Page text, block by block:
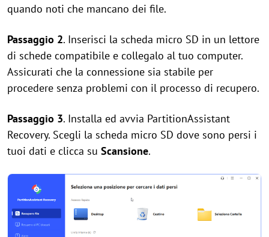
quando noti che mancano dei file.
Passaggio 2. Inserisci la scheda micro SD in un lettore
di schede compatibile e collegalo al tuo computer.
Assicurati che la connessione sia stabile per
procedere senza problemi con il processo di recupero.
Passaggio 3. Installa ed avvia PartitionAssistant
Recovery. Scegli la scheda micro SD dove sono persi i
tuoi dati e clicca su Scansione.